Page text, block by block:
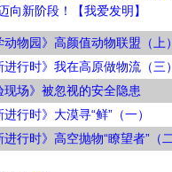
向新阶段！【我爱发明】
动物园》高颜值动物联盟（上
进行时》我在高原做物流（三
现场》被忽视的安全隐患
进行时》大漠寻“鲜”（一）
进行时》高空抛物“瞭望者”（